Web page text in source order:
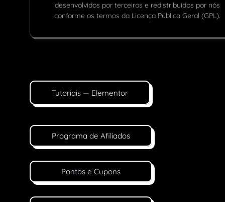
desenvolvidos por terceiros e redistribuídos por nós
conforme os termos da Licença Pública Geral (GPL).
Tutoriais — Elementor
Programa de Afiliados
Pontos e Cupons